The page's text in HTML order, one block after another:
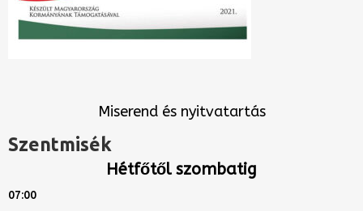
Miserend és nyitvatartás
Szentmisék
Hétfőtől szombatig
07:00